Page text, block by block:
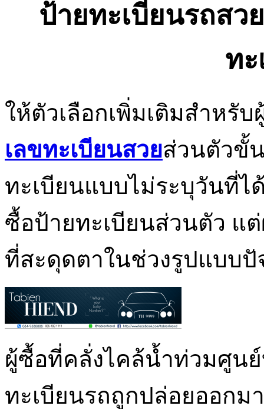
ป้ายทะเบียนรถสว
ทะ
ให้ตัวเลือกเพิ่มเติมสำหรั
เลขทะเบียนสวยส่วนตัวขั้
ทะเบียนแบบไม่ระบุวันที่ไ
ซื้อป้ายทะเบียนส่วนตัว แ
ที่สะดุดตาในช่วงรูปแบบ
ผู้ซื้อที่คลั่งไคล้น้ำท่วมศูน
ทะเบียนรถถูกปล่อยออกม